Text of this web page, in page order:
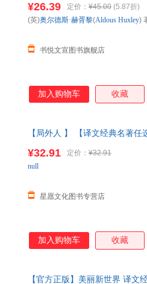
开发票,放心选购
¥26.39 定价： ¥45.00 (5.87折)
书悦文宣图书旗舰店
(英)奥尔德斯·赫胥黎(Aldous Huxley)
加入购物车 收藏
【局外人 】 【译文经典名著
当客服
¥32.91 定价： ¥32.91
星愿文化图书专营店
null
加入购物车 收藏
【官方正版】美丽新世界 译文